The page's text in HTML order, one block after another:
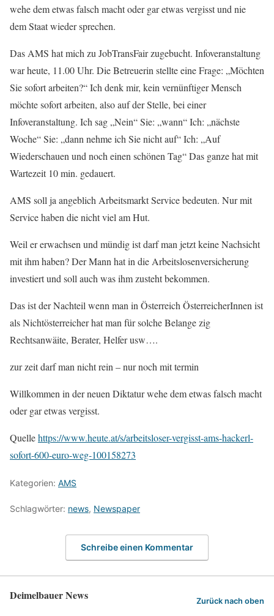
wehe dem etwas falsch macht oder gar etwas vergisst und nie
dem Staat wieder sprechen.
Das AMS hat mich zu JobTransFair zugebucht. Infoveranstaltung
war heute, 11.00 Uhr. Die Betreuerin stellte eine Frage: „Möchten
Sie sofort arbeiten?“ Ich denk mir, kein vernünftiger Mensch
möchte sofort arbeiten, also auf der Stelle, bei einer
Infoveranstaltung. Ich sag „Nein“ Sie: „wann“ Ich: „nächste
Woche“ Sie: „dann nehme ich Sie nicht auf“ Ich: „Auf
Wiederschauen und noch einen schönen Tag“ Das ganze hat mit
Wartezeit 10 min. gedauert.
AMS soll ja angeblich Arbeitsmarkt Service bedeuten. Nur mit
Service haben die nicht viel am Hut.
Weil er erwachsen und mündig ist darf man jetzt keine Nachsicht
mit ihm haben? Der Mann hat in die Arbeitslosenversicherung
investiert und soll auch was ihm zusteht bekommen.
Das ist der Nachteil wenn man in Österreich ÖsterreicherInnen ist
als Nichtösterreicher hat man für solche Belange zig
Rechtsanwäite, Berater, Helfer usw….
zur zeit darf man nicht rein – nur noch mit termin
Willkommen in der neuen Diktatur wehe dem etwas falsch macht
oder gar etwas vergisst.
Quellehttps://www.heute.at/s/arbeitsloser-vergisst-ams-hackerl-
sofort-600-euro-weg-100158273
Kategorien: AMS
Schlagwörter: news, Newspaper
Schreibe einen Kommentar
Deimelbauer News Zurück nach oben